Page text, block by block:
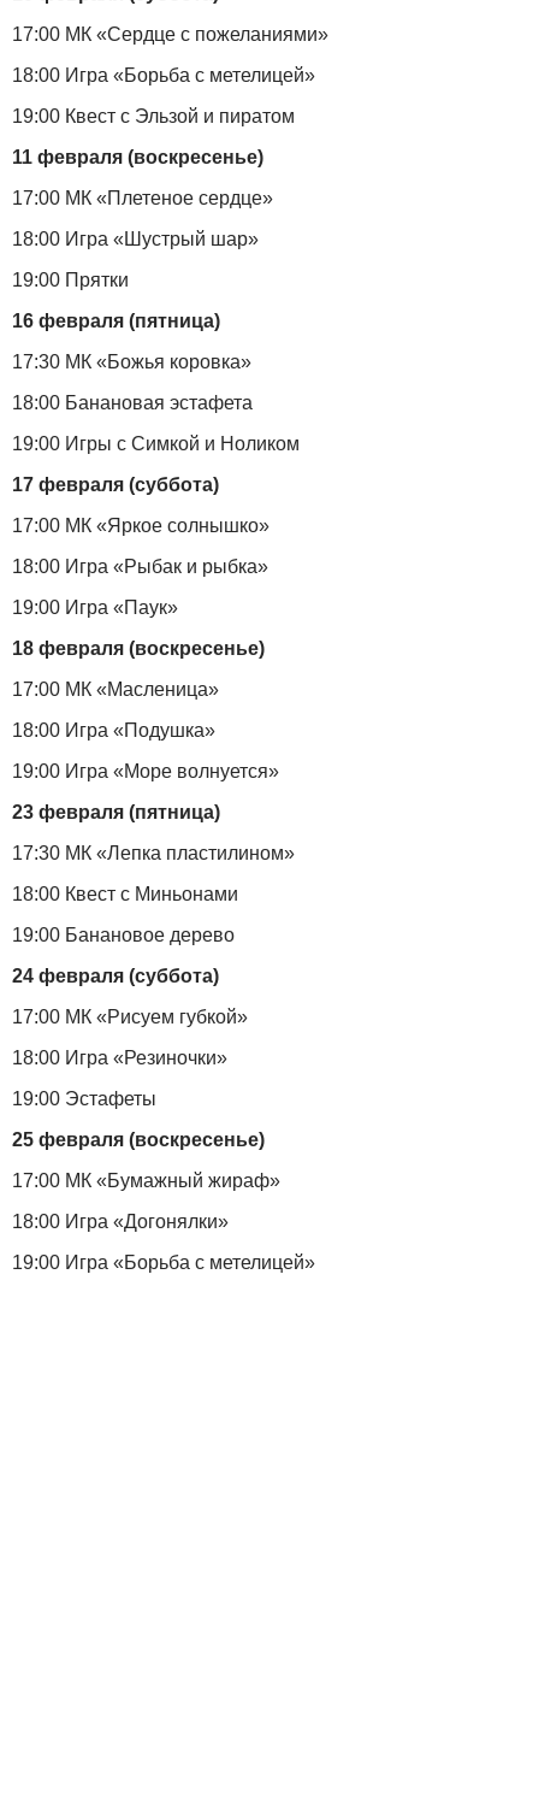
17:00 МК «Сердце с пожеланиями»
18:00 Игра «Борьба с метелицей»
19:00 Квест с Эльзой и пиратом
11 февраля (воскресенье)
17:00 МК «Плетеное сердце»
18:00 Игра «Шустрый шар»
19:00 Прятки
16 февраля (пятница)
17:30 МК «Божья коровка»
18:00 Банановая эстафета
19:00 Игры с Симкой и Ноликом
17 февраля (суббота)
17:00 МК «Яркое солнышко»
18:00 Игра «Рыбак и рыбка»
19:00 Игра «Паук»
18 февраля (воскресенье)
17:00 МК «Масленица»
18:00 Игра «Подушка»
19:00 Игра «Море волнуется»
23 февраля (пятница)
17:30 МК «Лепка пластилином»
18:00 Квест с Миньонами
19:00 Банановое дерево
24 февраля (суббота)
17:00 МК «Рисуем губкой»
18:00 Игра «Резиночки»
19:00 Эстафеты
25 февраля (воскресенье)
17:00 МК «Бумажный жираф»
18:00 Игра «Догонялки»
19:00 Игра «Борьба с метелицей»